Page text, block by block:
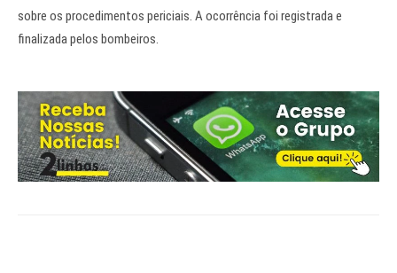
sobre os procedimentos periciais. A ocorrência foi registrada e
finalizada pelos bombeiros.